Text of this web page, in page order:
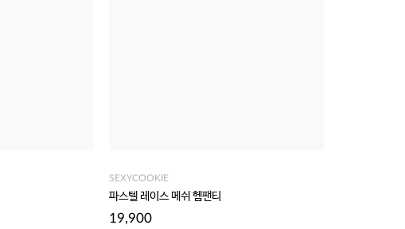
SEXYCOOKIE
파스텔 레이스 메쉬 헴팬티
19,900